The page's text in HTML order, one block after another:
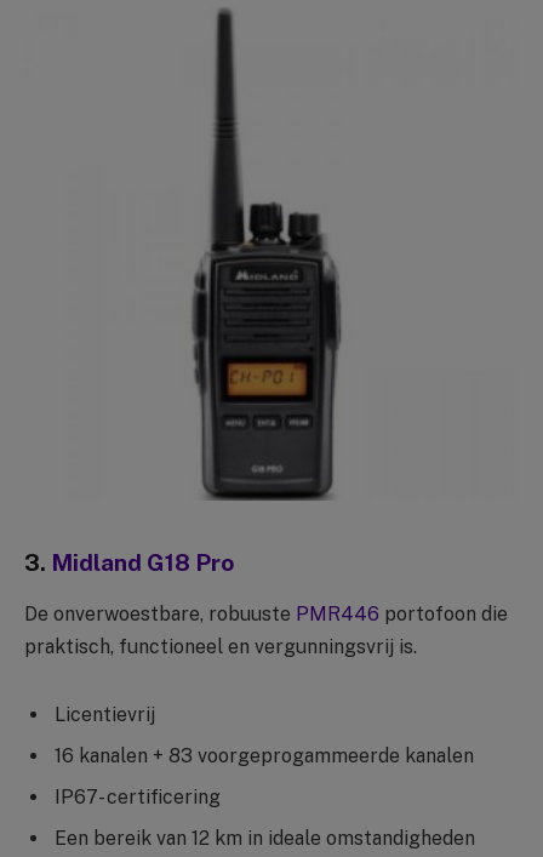
3. Midland G18 Pro
De onverwoestbare, robuuste PMR446 portofoon die
praktisch, functioneel en vergunningsvrij is.
Licentievrij
16 kanalen + 83 voorgeprogammeerde kanalen
IP67- certificering
Een bereik van 12 km in ideale omstandigheden